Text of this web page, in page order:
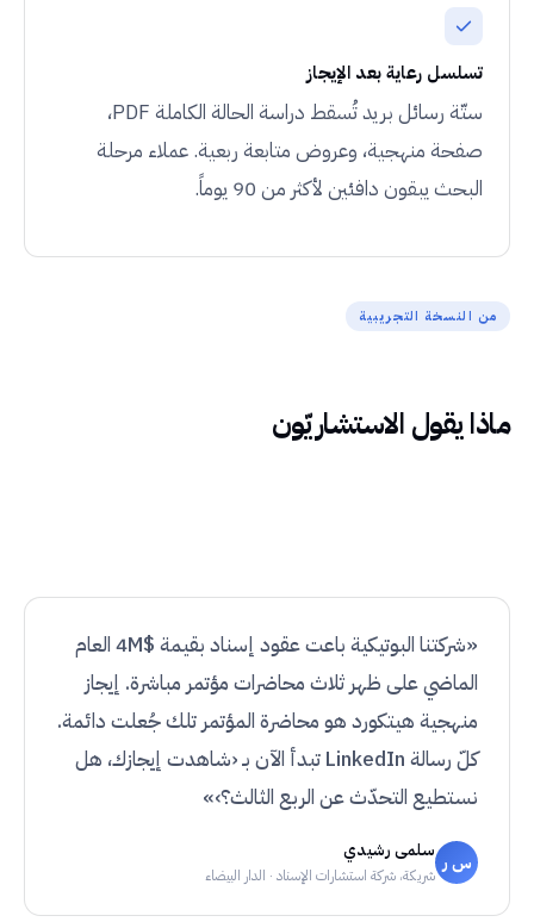
تسلسل رعاية بعد الإيجاز
ستّة رسائل بريد تُسقط دراسة الحالة الكاملة PDF،
صفحة منهجية، وعروض متابعة ربعية. عملاء مرحلة
البحث يبقون دافئين لأكثر من 90 يوماً.
من النسخة التجريبية
ماذا يقول الاستشاريّون
«شركتنا البوتيكية باعت عقود إسناد بقيمة $4M العام
الماضي على ظهر ثلاث محاضرات مؤتمر مباشرة. إيجاز
منهجية هيتكورد هو محاضرة المؤتمر تلك جُعلت دائمة.
كلّ رسالة LinkedIn تبدأ الآن بـ ‹شاهدت إيجازك، هل
نستطيع التحدّث عن الربع الثالث؟›»
س ر سلمى رشيدي
شريكة، شركة استشارات الإسناد · الدار البيضاء